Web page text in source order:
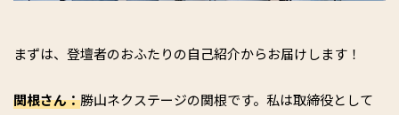
まずは、登壇者のおふたりの自己紹介からお届けします！
関根さん：勝山ネクステージの関根です。私は取締役として